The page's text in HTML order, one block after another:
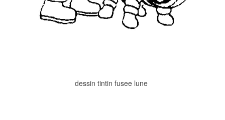
dessin tintin fusee lune